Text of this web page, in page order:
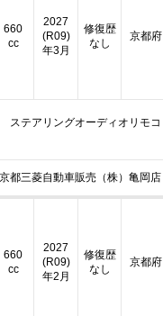
660
cc
2027
(R09)
年3月
修復歴
なし
京都府
ステアリングオーディオリモコ
京都三菱自動車販売（株）亀岡店
660
cc
2027
(R09)
年2月
修復歴
なし
京都府